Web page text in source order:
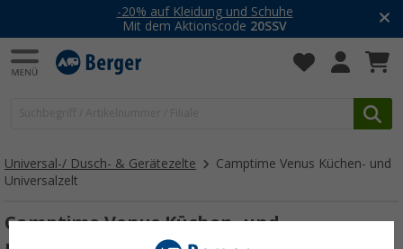
-20% auf Kleidung und Schuhe
Mit dem Aktionscode 20SSV
Universal-/ Dusch- & Gerätezelte
Camptime Venus Küchen- und
Universalzelt
Camptime Venus Küchen- und